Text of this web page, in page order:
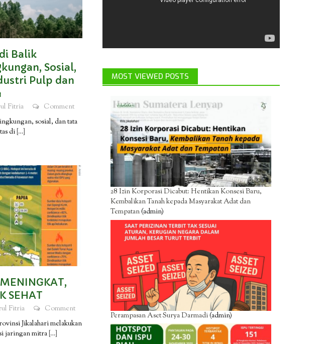
Balik
Sosial,
Pulp dan
Fitria
Comment
sosial, dan tata
di […]
SEHAT
Fitria
Comment
Jikalahari melakukan
jaringan mitra […]
MOST VIEWED POSTS
28 Izin Korporasi Dicabut: Hentikan Konsesi Baru,
Kembalikan Tanah kepada Masyarakat Adat dan
Tempatan(admin)
Perampasan Aset Surya Darmadi(admin)